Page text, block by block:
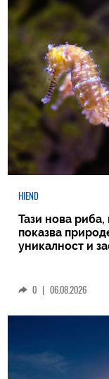
HIEND
Тази нова
показва
уникалност и
0 | 06.08.2026